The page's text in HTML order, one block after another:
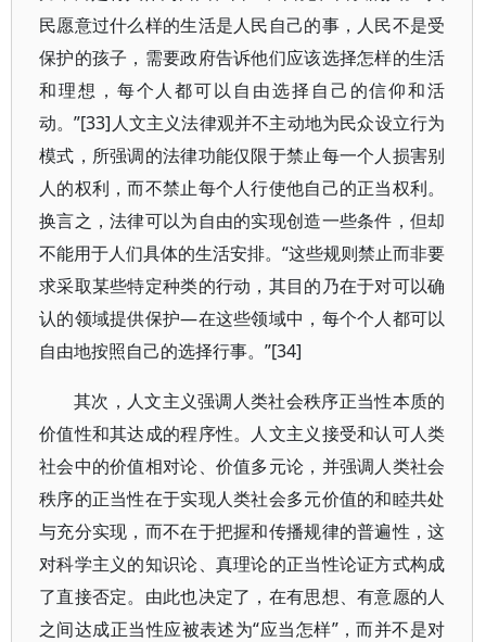
民愿意过什么样的生活是人民自己的事，人民不是受
保护的孩子，需要政府告诉他们应该选择怎样的生活
和理想，每个人都可以自由选择自己的信仰和活
动。”[33]人文主义法律观并不主动地为民众设立行为
模式，所强调的法律功能仅限于禁止每一个人损害别
人的权利，而不禁止每个人行使他自己的正当权利。
换言之，法律可以为自由的实现创造一些条件，但却
不能用于人们具体的生活安排。“这些规则禁止而非要
求采取某些特定种类的行动，其目的乃在于对可以确
认的领域提供保护—在这些领域中，每个个人都可以
自由地按照自己的选择行事。”[34]
其次，人文主义强调人类社会秩序正当性本质的
价值性和其达成的程序性。人文主义接受和认可人类
社会中的价值相对论、价值多元论，并强调人类社会
秩序的正当性在于实现人类社会多元价值的和睦共处
与充分实现，而不在于把握和传播规律的普遍性，这
对科学主义的知识论、真理论的正当性论证方式构成
了直接否定。由此也决定了，在有思想、有意愿的人
之间达成正当性应被表述为“应当怎样”，而并不是对